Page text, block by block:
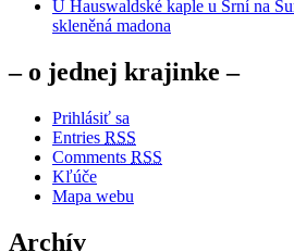
U Hauswaldské kaple u Srní na
skleněná madona
– o jednej krajinke –
Prihlásiť sa
Entries RSS
Comments RSS
Kľúče
Mapa webu
Archív